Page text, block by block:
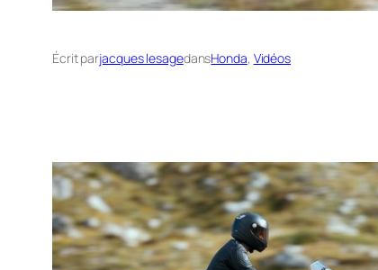
Écrit parjacques lesagedansHonda, Vidéos